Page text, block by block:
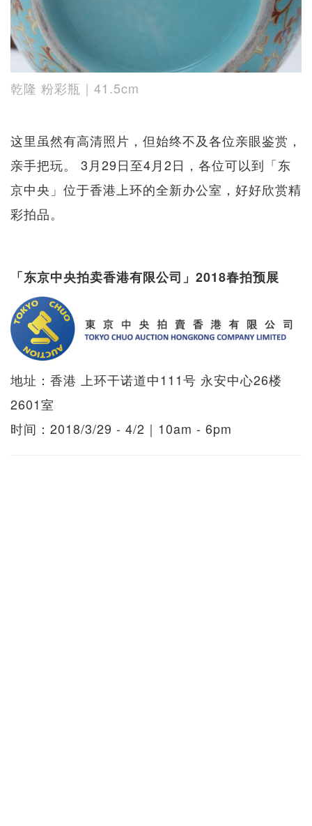
乾隆 粉彩瓶｜41.5cm
这里虽然有高清照片，但始终不及各位亲眼鉴赏，
亲手把玩。 3月29日至4月2日，各位可以到「东
京中央」位于香港上环的全新办公室，好好欣赏精
彩拍品。
「东京中央拍卖香港有限公司」2018春拍预展
地址：香港 上环干诺道中111号 永安中心26楼
2601室
时间：2018/3/29 - 4/2｜10am - 6pm